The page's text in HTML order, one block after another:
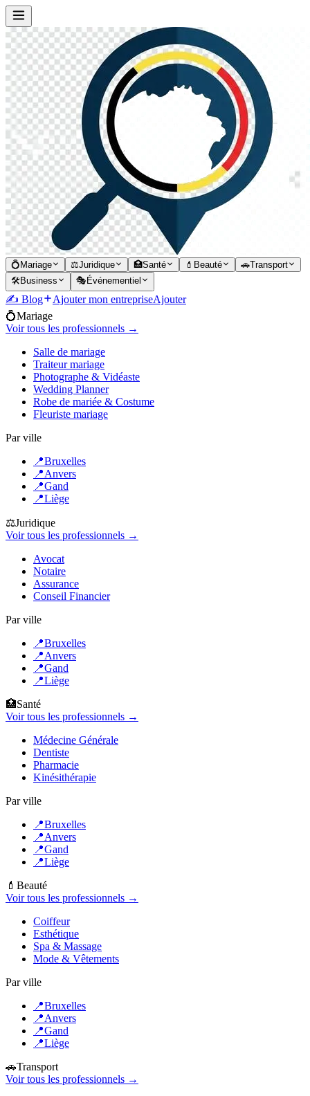
💍 Mariage ⚖️Juridique 🏥Santé 💄 Beauté 🚗Transport
🛠️Business 🎭 Événementiel
✍️ Blog Ajouter mon entrepriseAjouter
💍Mariage
Voir tous les professionnels →
Salle de mariage
Traiteur mariage
Photographe & Vidéaste
Wedding Planner
Robe de mariée & Costume
Fleuriste mariage
Par ville
📍Bruxelles
📍Anvers
📍Gand
📍Liège
⚖️Juridique
Voir tous les professionnels →
Avocat
Notaire
Assurance
Conseil Financier
Par ville
📍Bruxelles
📍Anvers
📍Gand
📍Liège
🏥Santé
Voir tous les professionnels →
Médecine Générale
Dentiste
Pharmacie
Kinésithérapie
Par ville
📍Bruxelles
📍Anvers
📍Gand
📍Liège
💄 Beauté
Voir tous les professionnels →
Coiffeur
Esthétique
Spa & Massage
Mode & Vêtements
Par ville
📍Bruxelles
📍Anvers
📍Gand
📍Liège
🚗Transport
Voir tous les professionnels →